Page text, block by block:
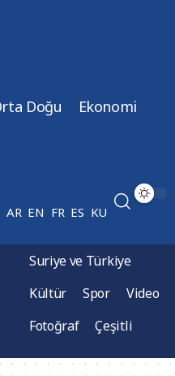
Doğu Ekonomi
AR EN FR ES KU
Suriye ve Türkiye
Kültür
Spor
Video
Fotoğraf
Çeşitli